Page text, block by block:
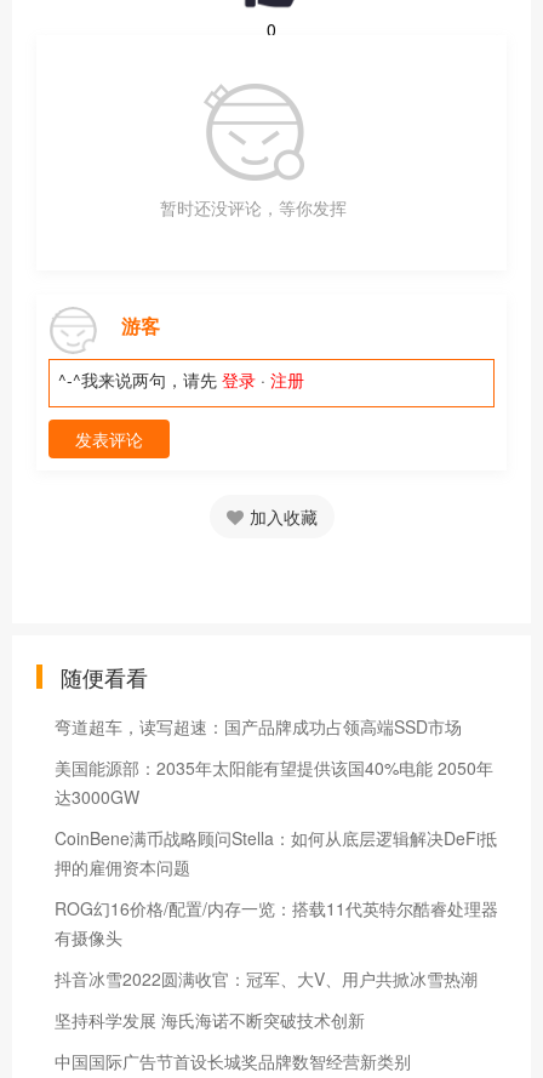
0
暂时还没评论，等你发挥
游客
^-^我来说两句，请先 登录 · 注册
发表评论
加入收藏
随便看看
弯道超车，读写超速：国产品牌成功占领高端SSD市场
美国能源部：2035年太阳能有望提供该国40%电能 2050年
达3000GW
CoinBene满币战略顾问Stella：如何从底层逻辑解决DeFi抵
押的雇佣资本问题
ROG幻16价格/配置/内存一览：搭载11代英特尔酷睿处理器
有摄像头
抖音冰雪2022圆满收官：冠军、大V、用户共掀冰雪热潮
坚持科学发展 海氏海诺不断突破技术创新
中国国际广告节首设长城奖品牌数智经营新类别